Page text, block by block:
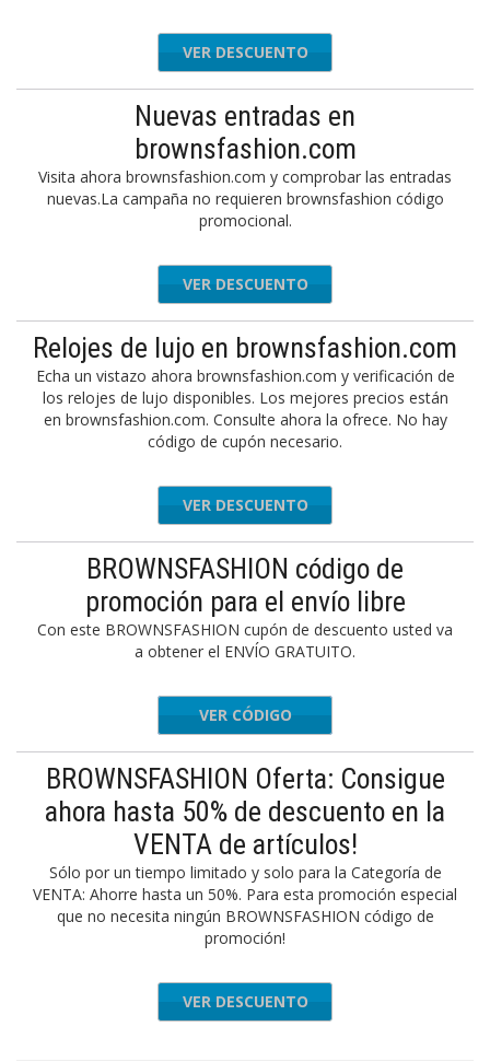
VER DESCUENTO
Nuevas entradas en
brownsfashion.com
Visita ahora brownsfashion.com y comprobar las entradas
nuevas.La campaña no requieren brownsfashion código
promocional.
VER DESCUENTO
Relojes de lujo en brownsfashion.com
Echa un vistazo ahora brownsfashion.com y verificación de
los relojes de lujo disponibles. Los mejores precios están
en brownsfashion.com. Consulte ahora la ofrece. No hay
código de cupón necesario.
VER DESCUENTO
BROWNSFASHION código de
promoción para el envío libre
Con este BROWNSFASHION cupón de descuento usted va
a obtener el ENVÍO GRATUITO.
EFREEUS
VER CÓDIGO
BROWNSFASHION Oferta: Consigue
ahora hasta 50% de descuento en la
VENTA de artículos!
Sólo por un tiempo limitado y solo para la Categoría de
VENTA: Ahorre hasta un 50%. Para esta promoción especial
que no necesita ningún BROWNSFASHION código de
promoción!
VER DESCUENTO